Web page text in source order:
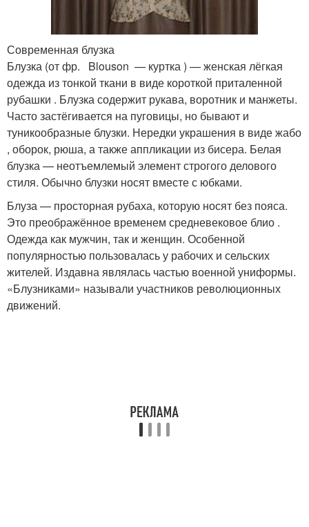
Современная блузка
Блузка (от фр. Blouson — куртка ) — женская лёгкая
одежда из тонкой ткани в виде короткой приталенной
рубашки . Блузка содержит рукава, воротник и манжеты.
Часто застёгивается на пуговицы, но бывают и
туникообразные блузки. Нередки украшения в виде жабо
, оборок, рюша, а также аппликации из бисера. Белая
блузка — неотъемлемый элемент строгого делового
стиля. Обычно блузки носят вместе с юбками.
Блуза — просторная рубаха, которую носят без пояса.
Это преображённое временем средневековое блио .
Одежда как мужчин, так и женщин. Особенной
популярностью пользовалась у рабочих и сельских
жителей. Издавна являлась частью военной униформы.
«Блузниками» называли участников революционных
движений.